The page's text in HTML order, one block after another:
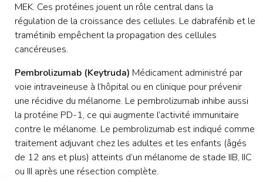
MEK. Ces protéines jouent un rôle central dans la
régulation de la croissance des cellules. Le dabrafénib et le
tramétinib empêchent la propagation des cellules
cancéreuses.
Pembrolizumab (Keytruda) Médicament administré par
voie intraveineuse à l’hôpital ou en clinique pour prévenir
une récidive du mélanome. Le pembrolizumab inhibe aussi
la protéine PD-1, ce qui augmente l’activité immunitaire
contre le mélanome. Le pembrolizumab est indiqué comme
traitement adjuvant chez les adultes et les enfants (âgés
de 12 ans et plus) atteints d’un mélanome de stade IIB, IIC
ou III après une résection complète.